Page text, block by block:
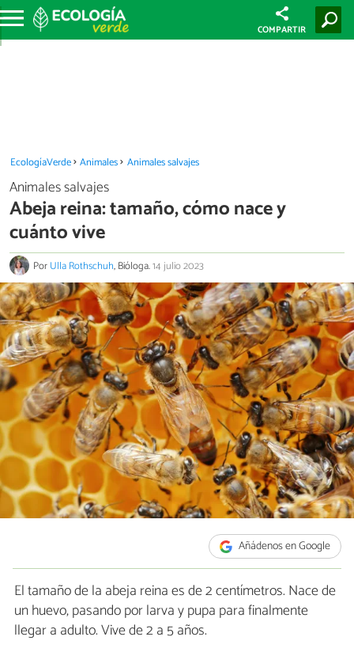
COMPARTIR
EcologíaVerde Animales Animales salvajes
Animales salvajes
Abeja reina: tamaño, cómo nace y
cuánto vive
PorUlla Rothschuh, Bióloga.14 julio 2023
Añádenos en Google
El tamaño de la abeja reina es de 2 centímetros. Nace de
un huevo, pasando por larva y pupa para finalmente
llegar a adulto. Vive de 2 a 5 años.